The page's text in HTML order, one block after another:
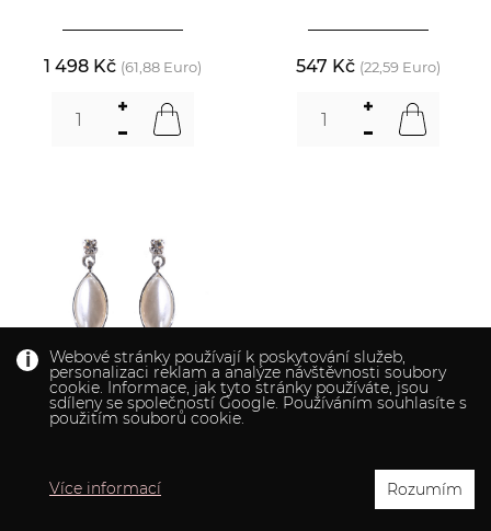
Webové stránky používají k poskytování služeb,
personalizaci reklam a analýze návštěvnosti soubory
cookie. Informace, jak tyto stránky používáte, jsou
sdíleny se společností Google. Používáním souhlasíte s
použitím souborů cookie.
Více informací Rozumím
1 498 Kč (61,88 Euro) 547 Kč (22,59 Euro)
JEDNODUCHÉ PERLIČKOVÉ
NÁUŠNICE 0099091/10V